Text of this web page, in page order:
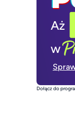
Dołącz do